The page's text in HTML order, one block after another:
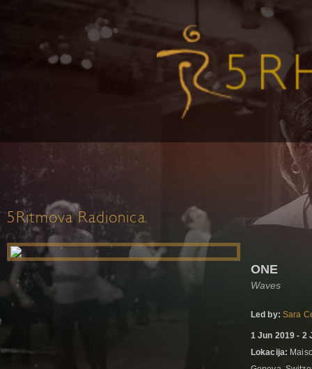
5Ritmova Radionica
ONE
Waves
Led by: Sara
1 Jun 2019 - 2
Lokacija: